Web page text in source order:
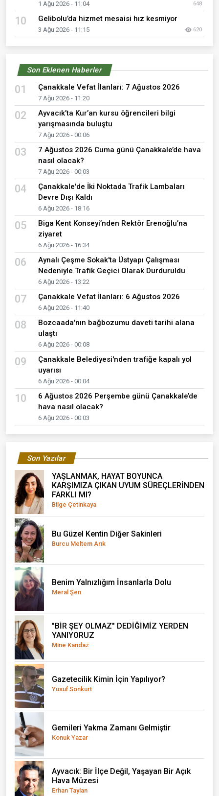
1 Ağu 2026 - 11:04 648
10 Gelibolu’da hizmet mesaisi hız kesmiyor
3 Ağu 2026 - 11:15 620
Son Eklenen Haberler
01 Çanakkale Vefat İlanları: 7 Ağustos 2026
7 Ağu 2026 - 11:20
02
Ayvacık’ta Kur’an kursu öğrencileri bilgi
yarışmasında buluştu
7 Ağu 2026 - 00:06
03
7 Ağustos 2026 Cuma günü Çanakkale’de hava
nasıl olacak?
7 Ağu 2026 - 00:03
04
Çanakkale'de İki Noktada Trafik Lambaları
Devre Dışı Kaldı
6 Ağu 2026 - 18:16
05
Biga Kent Konseyi’nden Rektör Erenoğlu’na
ziyaret
6 Ağu 2026 - 16:34
06
Aynalı Çeşme Sokak'ta Üstyapı Çalışması
Nedeniyle Trafik Geçici Olarak Durduruldu
6 Ağu 2026 - 13:22
07 Çanakkale Vefat İlanları: 6 Ağustos 2026
6 Ağu 2026 - 11:40
08
Bozcaada'nın bağbozumu daveti tarihi alana
ulaştı
6 Ağu 2026 - 00:08
09
Çanakkale Belediyesi'nden trafiğe kapalı yol
uyarısı
6 Ağu 2026 - 00:04
10
6 Ağustos 2026 Perşembe günü Çanakkale’de
hava nasıl olacak?
6 Ağu 2026 - 00:03
Son Yazılar
YAŞLANMAK, HAYAT BOYUNCA
KARŞIMIZA ÇIKAN UYUM SÜREÇLERİNDEN
FARKLI MI?
Bilge Çetinkaya
Bu Güzel Kentin Diğer Sakinleri
Burcu Meltem Arık
Benim Yalnızlığım İnsanlarla Dolu
Meral Şen
"BİR ŞEY OLMAZ" DEDİĞİMİZ YERDEN
YANIYORUZ
Mine Kandaz
Gazetecilik Kimin İçin Yapılıyor?
Yusuf Sonkurt
Gemileri Yakma Zamanı Gelmiştir
Konuk Yazar
Ayvacık: Bir İlçe Değil, Yaşayan Bir Açık
Hava Müzesi
Erhan Taylan